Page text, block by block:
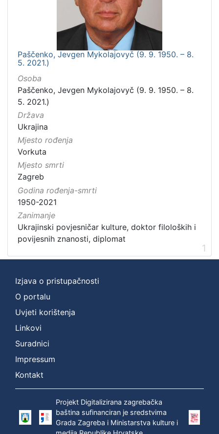
Paščenko, Jevgen Mykolajovyč (9. 9. 1950. – 8.
5. 2021.)
Osoba
Paščenko, Jevgen Mykolajovyč (9. 9. 1950. – 8.
5. 2021.)
Država
Ukrajina
Mjesto rođenja
Vorkuta
Mjesto smrti
Zagreb
Godina rođenja-smrti
1950-2021
Zanimanje
Ukrajinski povjesničar kulture, doktor filoloških i
povijesnih znanosti, diplomat
1
Izjava o pristupačnosti
O portalu
Uvjeti korištenja
Linkovi
Suradnici
Impressum
Kontakt
Projekt Digitalizirana zagrebačka
baština sufinanciran je sredstvima
Grada Zagreba i Ministarstva kulture i